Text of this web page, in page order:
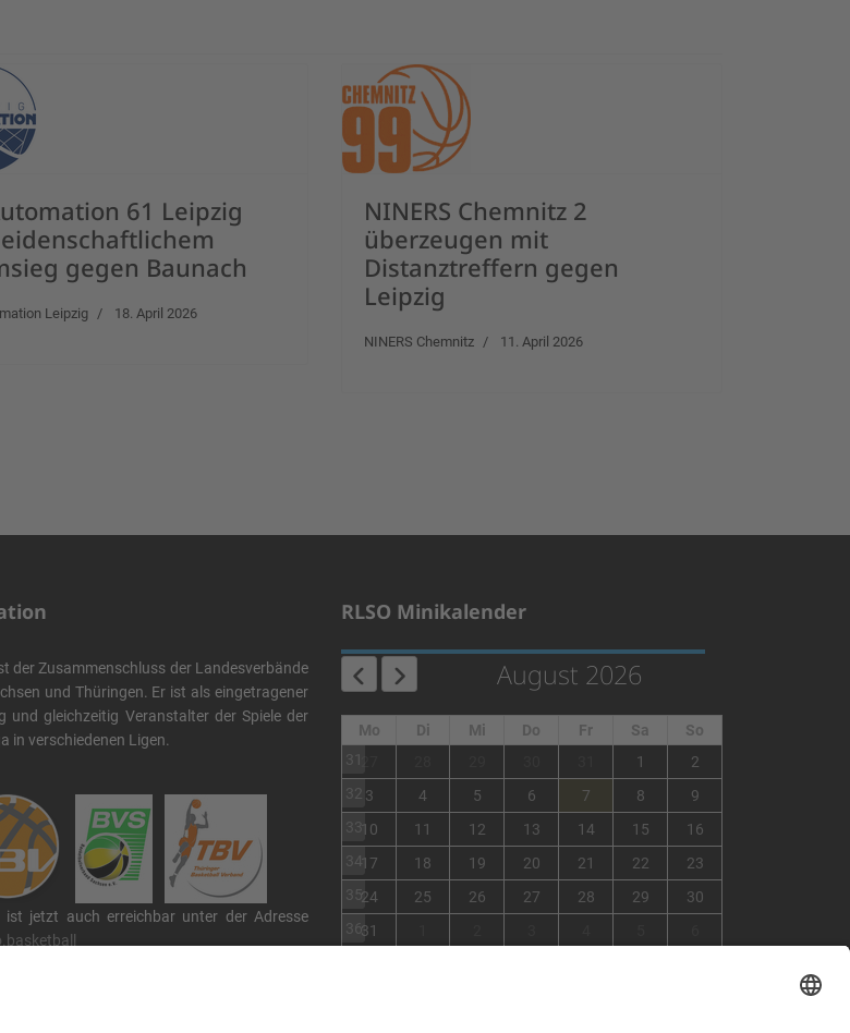
61 Leipzig
gegen Baunach
Leipzig 18. April 2026
NINERS Chemnitz 2
überzeugen mit
Distanztreffern gegen
Leipzig
NINERS Chemnitz 11. April 2026
der Zusammenschluss der Landesverbände
und Thüringen. Er ist als eingetragener
und gleichzeitig Veranstalter der Spiele der
in verschiedenen Ligen.
ist jetzt auch erreichbar unter der Adresse
RLSO Minikalender
August 2026
Mo Di Mi Do Fr Sa
So
31
1
2
32 3 4 5 6 7 8
9
3310 11 12 13 14 15
16
3417 18 19 20 21 22
23
3524 25 26 27 28 29
30
3631